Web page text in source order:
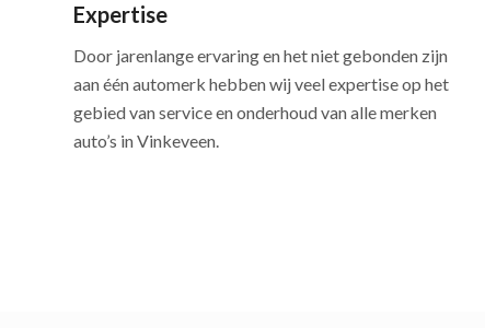
Expertise
Door jarenlange ervaring en het niet gebonden zijn
aan één automerk hebben wij veel expertise op het
gebied van service en onderhoud van alle merken
auto’s in Vinkeveen.